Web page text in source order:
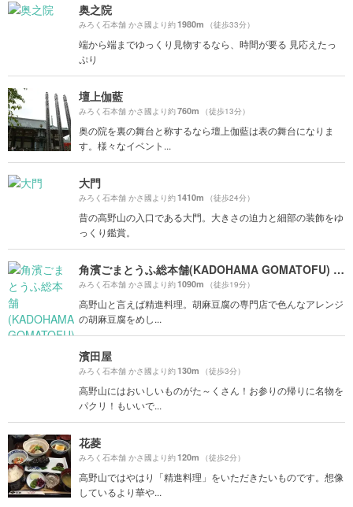
奥之院
みろく石本舗 かさ國より約1980m （徒歩33分）
端から端までゆっくり見物するなら、時間が要る 見応えたっ
ぷり
壇上伽藍
みろく石本舗 かさ國より約760m （徒歩13分）
奥の院を裏の舞台と称するなら壇上伽藍は表の舞台になりま
す。様々なイベント...
大門
みろく石本舗 かさ國より約1410m （徒歩24分）
昔の高野山の入口である大門。大きさの迫力と細部の装飾をゆ
っくり鑑賞。
角濱ごまとうふ総本舗(KADOHAMA GOMATOFU) 飲食部門
みろく石本舗 かさ國より約1090m （徒歩19分）
高野山と言えば精進料理。胡麻豆腐の専門店で色んなアレンジ
の胡麻豆腐をめし...
濱田屋
みろく石本舗 かさ國より約130m （徒歩3分）
高野山にはおいしいものがた～くさん！お参りの帰りに名物を
パクリ！もいいで...
花菱
みろく石本舗 かさ國より約120m （徒歩2分）
高野山ではやはり「精進料理」をいただきたいものです。想像
しているより華や...